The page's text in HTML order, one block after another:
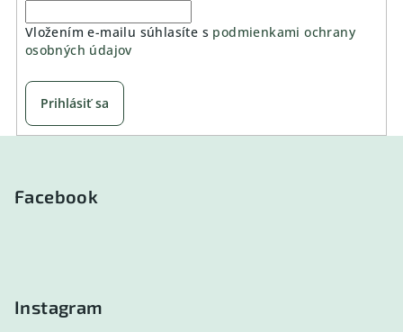
Vložením e-mailu súhlasíte s podmienkami ochrany
osobných údajov
Prihlásiť sa
Facebook
Instagram